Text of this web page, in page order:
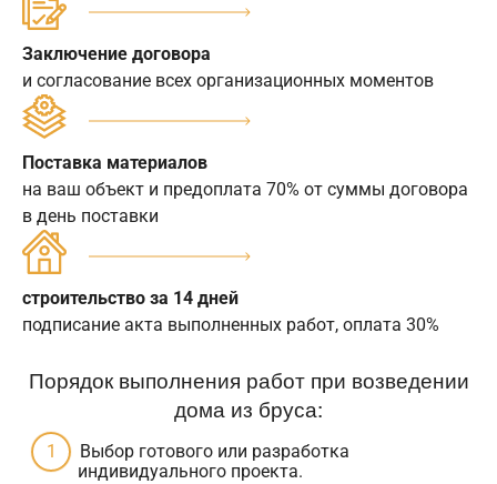
Заключение договора
и согласование всех организационных моментов
Поставка материалов
на ваш объект и предоплата 70% от суммы договора
в день поставки
строительство за 14 дней
подписание акта выполненных работ, оплата 30%
Порядок выполнения работ при возведении
дома из бруса:
Выбор готового или разработка
индивидуального проекта.